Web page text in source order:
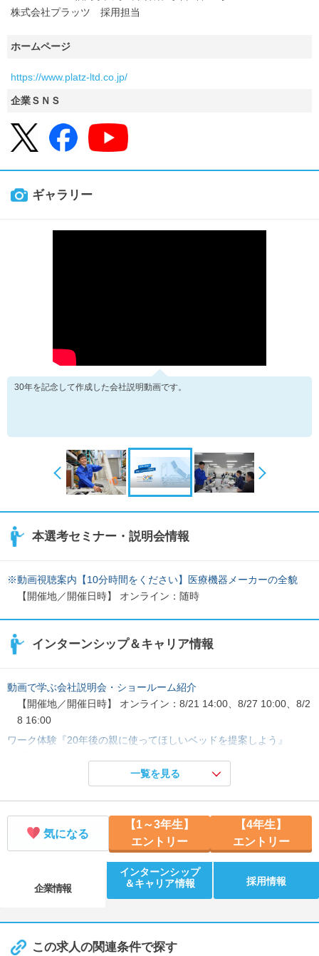
株式会社プラッツ 採用担当
ホームページ
https://www.platz-ltd.co.jp/
企業ＳＮＳ
ギャラリー
30年を記念して作成した会社説明動画です。
本選考セミナー・説明会情報
※動画視聴案内【10分時間をください】医療機器メーカーの全貌
【開催地／開催日時】 オンライン：随時
インターンシップ＆キャリア情報
動画で学ぶ会社説明会・ショールーム紹介
【開催地／開催日時】 オンライン：8/21 14:00、8/27 10:00、8/2
8 16:00
ワーク体験『20年後の親に使ってほしいベッドを提案しよう』
半日で業界研究！先輩社員のリアルも聞ける、プログラム
一覧を見る
気になる
【1～3年生】
エントリー
【4年生】
エントリー
企業情報
インターンシップ
＆キャリア情報
採用情報
この求人の関連条件で探す